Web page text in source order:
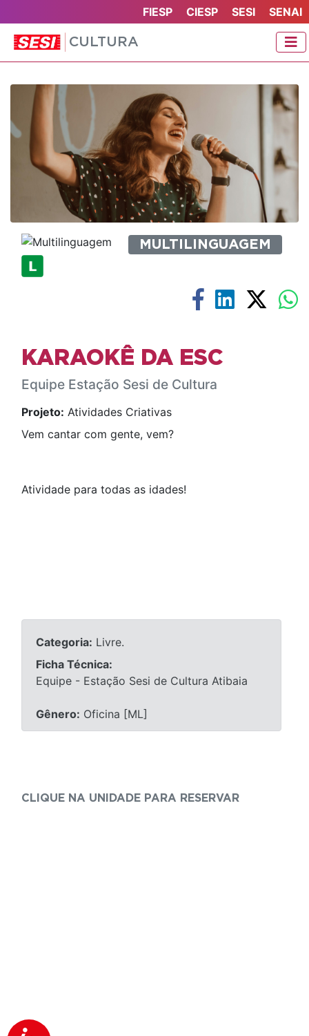
FIESP CIESP SESI SENAI
CULTURA
MULTILINGUAGEM
KARAOKÊ DA ESC
Equipe Estação Sesi de Cultura
Projeto: Atividades Criativas
Vem cantar com gente, vem?
Atividade para todas as idades!
Categoria: Livre.
Ficha Técnica:
Equipe - Estação Sesi de Cultura Atibaia
Gênero: Oficina [ML]
CLIQUE NA UNIDADE PARA RESERVAR